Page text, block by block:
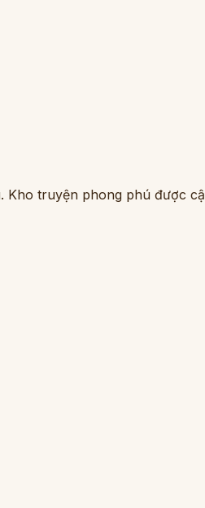
truyện phong phú được